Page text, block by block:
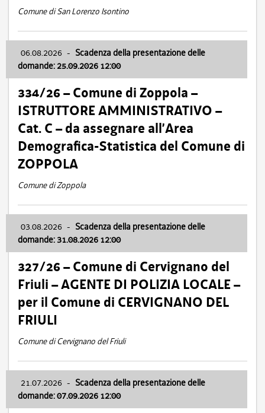
Comune di San Lorenzo Isontino
06.08.2026 - Scadenza della presentazione delle
domande: 25.09.2026 12:00
334/26 – Comune di Zoppola –
ISTRUTTORE AMMINISTRATIVO –
Cat. C – da assegnare all’Area
Demografica-Statistica del Comune di
ZOPPOLA
Comune di Zoppola
03.08.2026 - Scadenza della presentazione delle
domande: 31.08.2026 12:00
327/26 – Comune di Cervignano del
Friuli – AGENTE DI POLIZIA LOCALE –
per il Comune di CERVIGNANO DEL
FRIULI
Comune di Cervignano del Friuli
21.07.2026 - Scadenza della presentazione delle
domande: 07.09.2026 12:00